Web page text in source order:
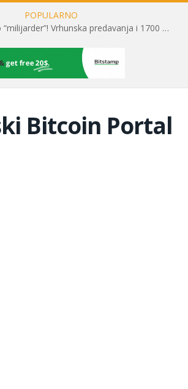
POPULARNO
Toni Milun postao “milijarder”! Vrhunska predavanja i 1700 posjetitelja obilježili su mjesec financijske pismenosti
Bitcoin Portal